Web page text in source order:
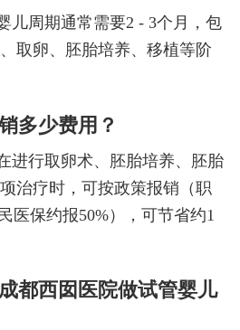
儿周期通常需要2 - 3个月，包
取卵、胚胎培养、移植等阶
多少费用？
进行取卵术、胚胎培养、胚胎
治疗时，可按政策报销（职
医保约报50%），可节省约1
都西囡医院做试管婴儿